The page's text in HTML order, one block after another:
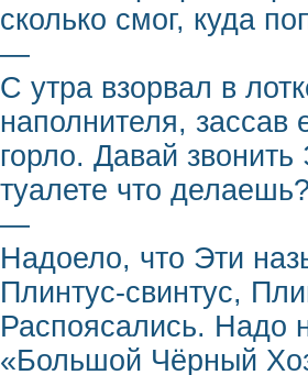
сколько смог, куда
—
С утра взорвал в
наполнителя,
горло. Давай
туалете что делаешь?
—
Надоело, что Эти
Плинтус-свинтус,
Распоясались. Надо
«Большой Чёрный